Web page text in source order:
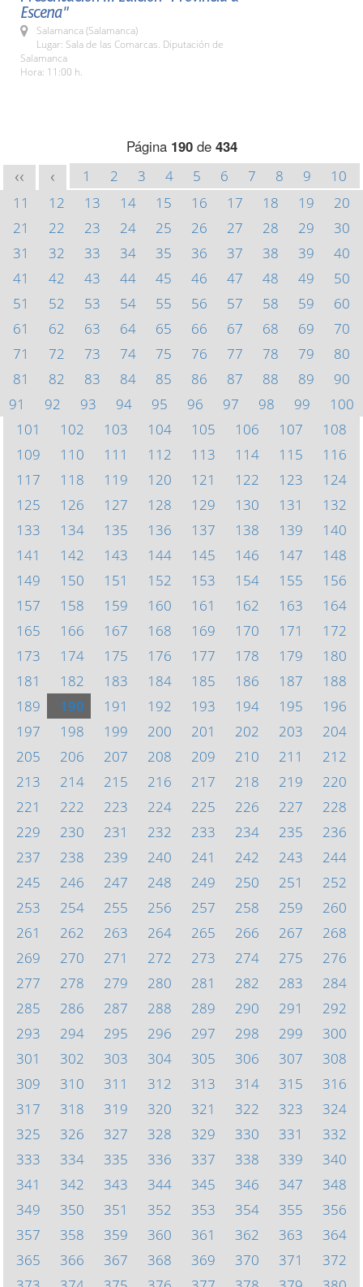
Escena"
Salamanca (Salamanca)
Lugar: Sala de las Comarcas. Diputación de
Salamanca
Hora: 11:00 h.
Página 190de 434
<< < 1 2 3 4 5 6 7 8 9
10
11
12 13 14 15 16 17 18 19
20
21
22 23 24 25 26 27 28 29
30
31
32 33 34 35 36 37 38 39
40
41
42 43 44 45 46 47 48 49
50
51
52 53 54 55 56 57 58 59
60
61
62 63 64 65 66 67 68 69
70
71
72 73 74 75 76 77 78 79
80
81
82 83 84 85 86 87 88 89
90
91
92 93 94 95 96 97 98 99
100
101
102 103 104 105 106 107
108
109
110 111 112 113 114 115
116
117
118 119 120 121 122 123
124
125
126 127 128 129 130 131
132
133
134 135 136 137 138 139
140
141
142 143 144 145 146 147
148
149
150 151 152 153 154 155
156
157
158 159 160 161 162 163
164
165
166 167 168 169 170 171
172
173
174 175 176 177 178 179
180
181
182 183 184 185 186 187
188
189
190 191 192 193 194 195
196
197
198 199 200 201 202 203
204
205
206 207 208 209 210 211
212
213
214 215 216 217 218 219
220
221
222 223 224 225 226 227
228
229
230 231 232 233 234 235
236
237
238 239 240 241 242 243
244
245
246 247 248 249 250 251
252
253
254 255 256 257 258 259
260
261
262 263 264 265 266 267
268
269
270 271 272 273 274 275
276
277
278 279 280 281 282 283
284
285
286 287 288 289 290 291
292
293
294 295 296 297 298 299
300
301
302 303 304 305 306 307
308
309
310 311 312 313 314 315
316
317
318 319 320 321 322 323
324
325
326 327 328 329 330 331
332
333
334 335 336 337 338 339
340
341
342 343 344 345 346 347
348
349
350 351 352 353 354 355
356
357
358 359 360 361 362 363
364
365
366 367 368 369 370 371
372